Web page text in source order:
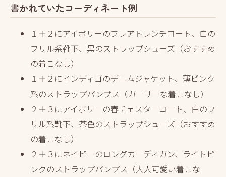
書かれていたコーディネート例
１＋２にアイボリーのフレアトレンチコート、白の
フリル系靴下、黒のストラップシューズ（おすすめ
の着こなし）
１＋２にインディゴのデニムジャケット、薄ピンク
系のストラップパンプス（ガーリーな着こなし）
２＋３にアイボリーの春チェスターコート、白のフ
リル系靴下、茶色のストラップシューズ（おすすめ
の着こなし）
２＋３にネイビーのロングカーディガン、ライトピ
ンクのストラップパンプス（大人可愛い着こな